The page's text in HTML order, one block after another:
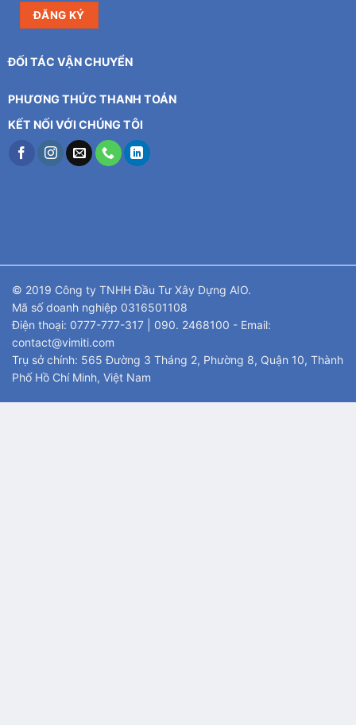
ĐỐI TÁC VẬN CHUYỂN
PHƯƠNG THỨC THANH TOÁN
KẾT NỐI VỚI CHÚNG TÔI
© 2019 Công ty TNHH Đầu Tư Xây Dựng AIO.
Mã số doanh nghiệp 0316501108
Điện thoại: 0777-777-317 | 090. 2468100 - Email:
contact@vimiti.com
Trụ sở chính: 565 Đường 3 Tháng 2, Phường 8, Quận 10, Thành
Phố Hồ Chí Minh, Việt Nam